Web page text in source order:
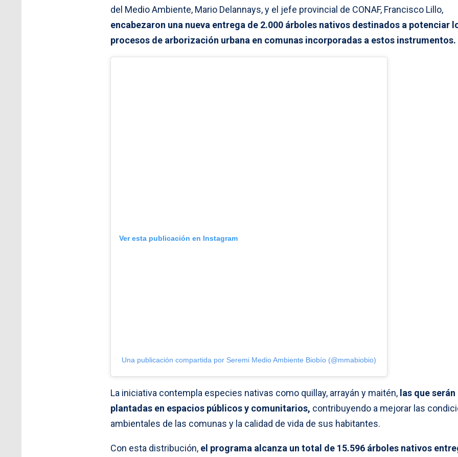
del Medio Ambiente, Mario Delannays, y el jefe provincial de CONAF, Francisco Lillo,
encabezaron una nueva entrega de 2.000 árboles nativos destinados a potenciar
procesos de arborización urbana en comunas incorporadas a estos instrumentos.
Ver esta publicación en Instagram
Una publicación compartida por Seremi Medio Ambiente Biobío (@mmabiobio)
La iniciativa contempla especies nativas como quillay, arrayán y maitén, las que serán
plantadas en espacios públicos y comunitarios, contribuyendo a mejorar las
ambientales de las comunas y la calidad de vida de sus habitantes.
Con esta distribución, el programa alcanza un total de 15.596 árboles nativos